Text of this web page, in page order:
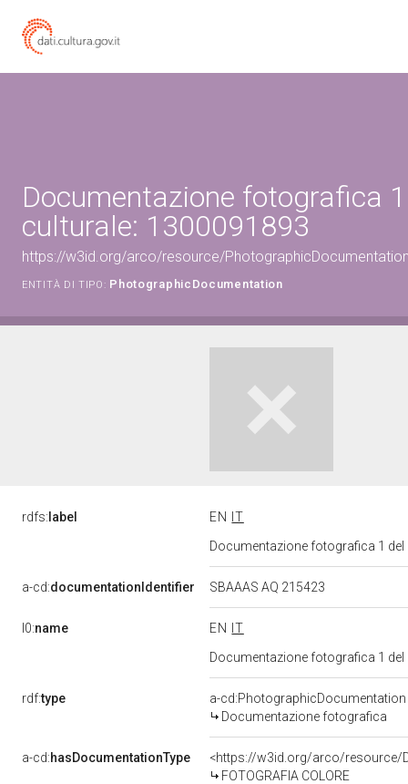
Documentazione fotografica
culturale: 1300091893
https://w3id.org/arco/resource/
ENTITÀ DI TIPO: PhotographicDocumentation
rdfs: label EN
IT
Documentazione fotografica 1
a-cd:documentationIdentifier SBAAAS AQ 215423
l0:name EN
IT
Documentazione fotografica 1
rdf:type
a-cd:PhotographicDocumentation
Documentazione fotografica
a-cd:hasDocumentationType
<https://w3id.org/arco/resource/
FOTOGRAFIA COLORE